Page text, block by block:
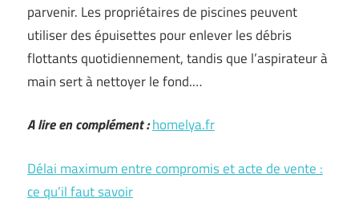
parvenir. Les propriétaires de piscines peuvent
utiliser des épuisettes pour enlever les débris
flottants quotidiennement, tandis que l’aspirateur à
main sert à nettoyer le fond.…
A lire en complément :homelya.fr
Délai maximum entre compromis et acte de vente :
ce qu’il faut savoir